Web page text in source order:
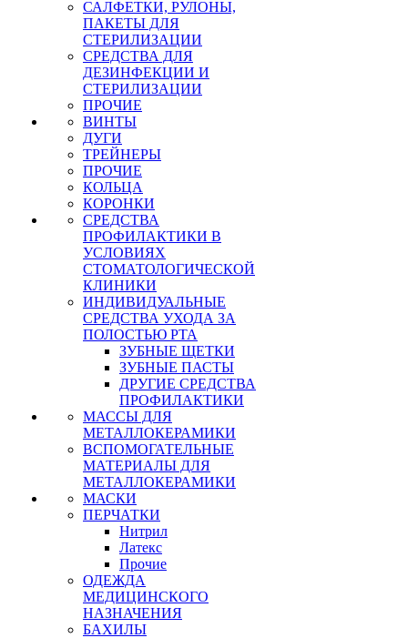
САЛФЕТКИ, РУЛОНЫ,
ПАКЕТЫ ДЛЯ
СТЕРИЛИЗАЦИИ
СРЕДСТВА ДЛЯ
ДЕЗИНФЕКЦИИ И
СТЕРИЛИЗАЦИИ
ПРОЧИЕ
ВИНТЫ
ДУГИ
ТРЕЙНЕРЫ
ПРОЧИЕ
КОЛЬЦА
КОРОНКИ
СРЕДСТВА
ПРОФИЛАКТИКИ В
УСЛОВИЯХ
СТОМАТОЛОГИЧЕСКОЙ
КЛИНИКИ
ИНДИВИДУАЛЬНЫЕ
СРЕДСТВА УХОДА ЗА
ПОЛОСТЬЮ РТА
ЗУБНЫЕ ЩЕТКИ
ЗУБНЫЕ ПАСТЫ
ДРУГИЕ СРЕДСТВА
ПРОФИЛАКТИКИ
МАССЫ ДЛЯ
МЕТАЛЛОКЕРАМИКИ
ВСПОМОГАТЕЛЬНЫЕ
МАТЕРИАЛЫ ДЛЯ
МЕТАЛЛОКЕРАМИКИ
МАСКИ
ПЕРЧАТКИ
Нитрил
Латекс
Прочие
ОДЕЖДА
МЕДИЦИНСКОГО
НАЗНАЧЕНИЯ
БАХИЛЫ